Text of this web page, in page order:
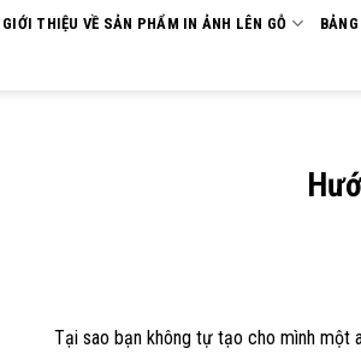
GIỚI THIỆU VỀ SẢN PHẨM IN ẢNH LÊN GỖ
Tại sao bạn không tự tạo cho mình một